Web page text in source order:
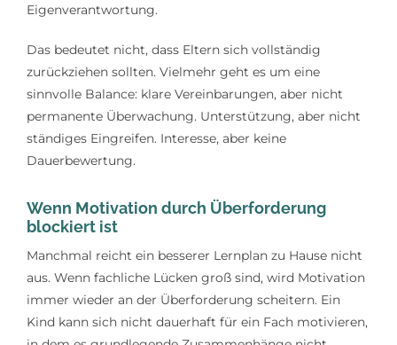
Eigenverantwortung.
Das bedeutet nicht, dass Eltern sich vollständig
zurückziehen sollten. Vielmehr geht es um eine
sinnvolle Balance: klare Vereinbarungen, aber nicht
permanente Überwachung. Unterstützung, aber nicht
ständiges Eingreifen. Interesse, aber keine
Dauerbewertung.
Wenn Motivation durch Überforderung
blockiert ist
Manchmal reicht ein besserer Lernplan zu Hause nicht
aus. Wenn fachliche Lücken groß sind, wird Motivation
immer wieder an der Überforderung scheitern. Ein
Kind kann sich nicht dauerhaft für ein Fach motivieren,